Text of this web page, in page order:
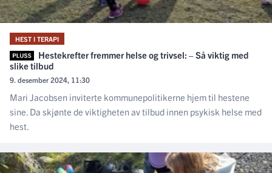
HEST I TERAPI
Hestekrefter fremmer helse og trivsel: – Så viktig med
slike tilbud
9. desember 2024, 11:30
Mari Jacobsen inviterte kommunepolitikerne hjem til hestene
sine. Da skjønte de viktigheten av tilbud innen psykisk helse med
hest.